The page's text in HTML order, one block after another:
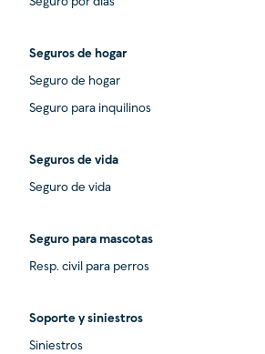
Seguros de hogar
Seguro de hogar
Seguro para inquilinos
Seguros de vida
Seguro de vida
Seguro para mascotas
Resp. civil para perros
Soporte y siniestros
Siniestros